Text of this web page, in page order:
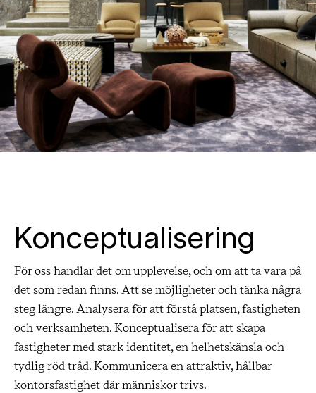
Konceptualisering
För oss handlar det om upplevelse, och om att ta vara på
det som redan finns. Att se möjligheter och tänka några
steg längre. Analysera för att förstå platsen, fastigheten
och verksamheten. Konceptualisera för att skapa
fastigheter med stark identitet, en helhetskänsla och
tydlig röd tråd. Kommunicera en attraktiv, hållbar
kontorsfastighet där människor trivs.